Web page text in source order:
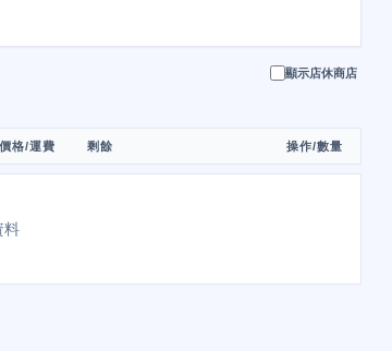
顯示店休商店
價格/運費 剩餘 操作/數量
料